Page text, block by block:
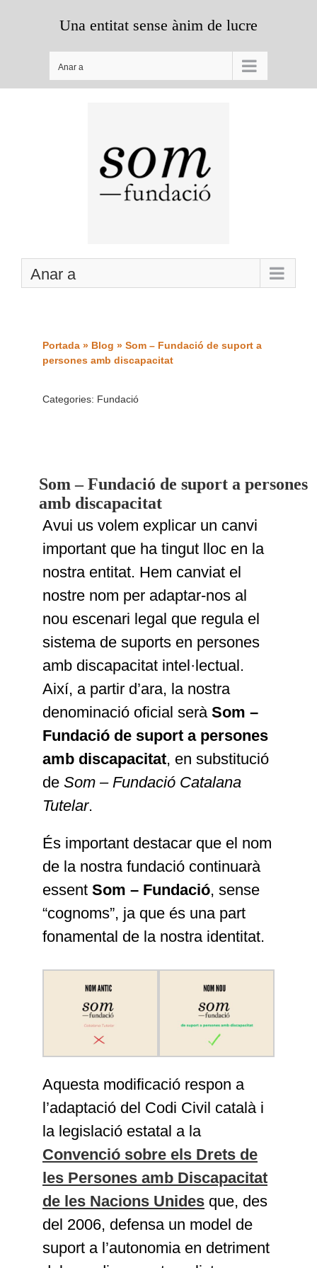
Una entitat sense ànim de lucre
Anar a
Anar a
Som – Fundació de suport a persones
amb discapacitat
Portada» Blog » Som – Fundació de suport a
persones amb discapacitat
Categories: Fundació
Avui us volem explicar un canvi
important que ha tingut lloc en la
nostra entitat. Hem canviat el
nostre nom per adaptar-nos al
nou escenari legal que regula el
sistema de suports en persones
amb discapacitat intel·lectual.
Així, a partir d’ara, la nostra
denominació oficial serà Som –
Fundació de suport a persones
amb discapacitat, en substitució
de Som – Fundació Catalana
Tutelar.
És important destacar que el nom
de la nostra fundació continuarà
essent Som – Fundació, sense
“cognoms”, ja que és una part
fonamental de la nostra identitat.
Aquesta modificació respon a
l’adaptació del Codi Civil català i
la legislació estatal a la
Convenció sobre els Drets de
les Persones amb Discapacitat
de les Nacions Unidesque, des
del 2006, defensa un model de
suport a l’autonomia en detriment